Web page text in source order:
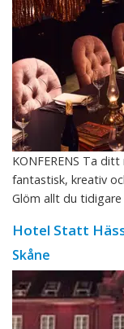
KONFERENS Ta
fantastisk, kreativ
Glöm allt du
Hotel Statt
Skåne